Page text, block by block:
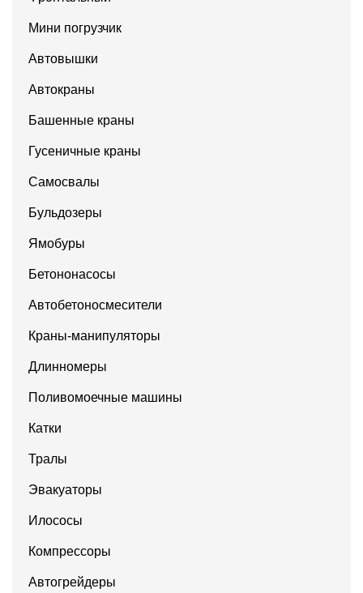
Мини погрузчик
Автовышки
Автокраны
Башенные краны
Гусеничные краны
Самосвалы
Бульдозеры
Ямобуры
Бетононасосы
Автобетоносмесители
Краны-манипуляторы
Длинномеры
Поливомоечные машины
Катки
Тралы
Эвакуаторы
Илососы
Компрессоры
Автогрейдеры